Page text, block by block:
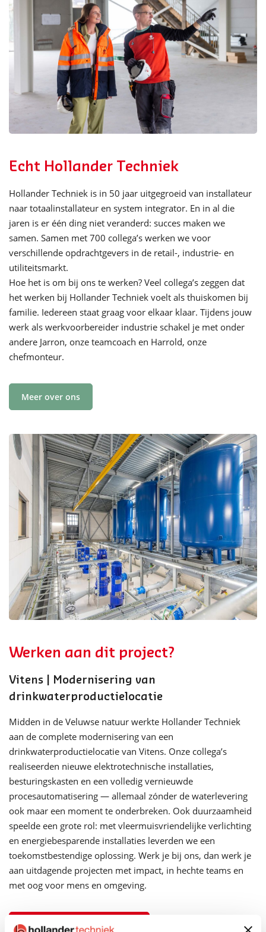
Echt Hollander Techniek
Hollander Techniek is in 50 jaar uitgegroeid van installateur
naar totaalinstallateur en system integrator. En in al die
jaren is er één ding niet veranderd: succes maken we
samen. Samen met 700 collega’s werken we voor
verschillende opdrachtgevers in de retail-, industrie- en
utiliteitsmarkt.
Hoe het is om bij ons te werken? Veel collega’s zeggen dat
het werken bij Hollander Techniek voelt als thuiskomen bij
familie. Iedereen staat graag voor elkaar klaar. Tijdens jouw
werk als werkvoorbereider industrie schakel je met onder
andere Jarron, onze teamcoach en Harrold, onze
chefmonteur.
Meer over ons
Werken aan dit project?
Vitens | Modernisering van
drinkwaterproductielocatie
Midden in de Veluwse natuur werkte Hollander Techniek
aan de complete modernisering van een
drinkwaterproductielocatie van Vitens. Onze collega’s
realiseerden nieuwe elektrotechnische installaties,
besturingskasten en een volledig vernieuwde
procesautomatisering — allemaal zónder de waterlevering
ook maar een moment te onderbreken. Ook duurzaamheid
speelde een grote rol: met vleermuisvriendelijke verlichting
en energiebesparende installaties leverden we een
toekomstbestendige oplossing. Werk je bij ons, dan werk je
aan uitdagende projecten met impact, in hechte teams en
met oog voor mens en omgeving.
Lees het hele projectverhaal